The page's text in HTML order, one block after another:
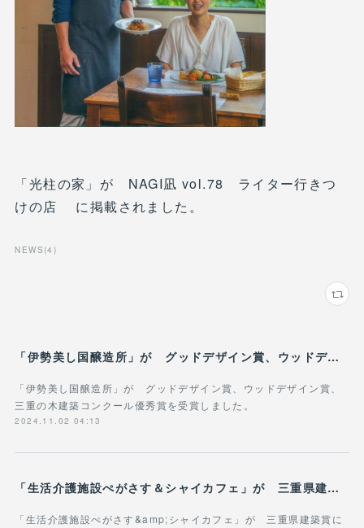
「光柱の家」が NAGI凪 vol.78 ライター行きつ
けの店 に掲載されました。
NEWS (4 )
「伊勢美し国醸造所」が グッドデザイン賞、ウッドデザイン賞、三重の木建築コンクール優秀賞を受賞しました。
「伊勢美し国醸造所」が グッドデザイン賞、ウッドデザイン賞、
三重の木建築コンクール優秀賞を受賞しました。
2024.11.02 04:13
「生活介護施設ぺがさす＆シャイカフェ」が 三重県建築賞に入賞しました。
「生活介護施設ぺがさす&amp;シャイカフェ」が 三重県建築賞に